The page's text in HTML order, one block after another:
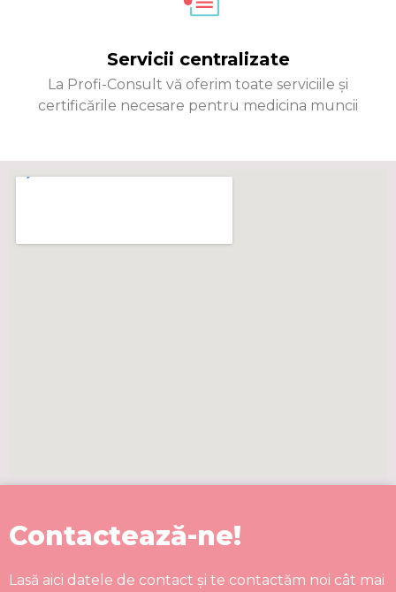
Servicii centralizate
La Profi-Consult vă oferim toate serviciile și
certificările necesare pentru medicina muncii
Contactează-ne!
Lasă aici datele de contact și te contactăm noi cât mai